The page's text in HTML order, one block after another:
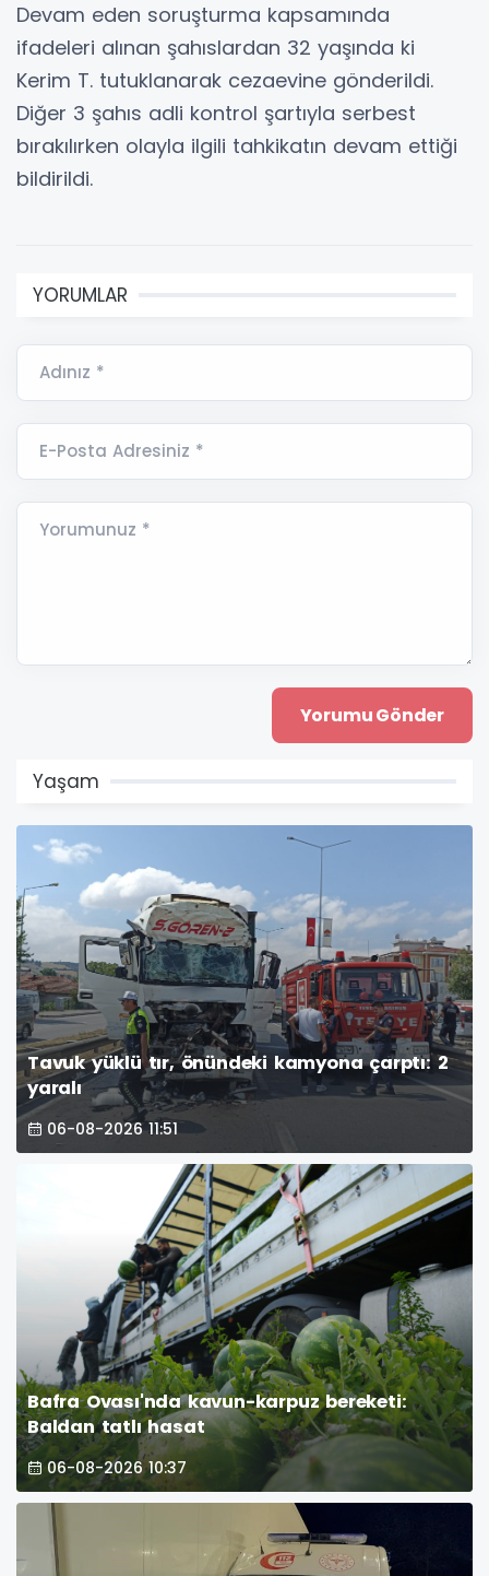
Devam eden soruşturma kapsamında
ifadeleri alınan şahıslardan 32 yaşında ki
Kerim T. tutuklanarak cezaevine gönderildi.
Diğer 3 şahıs adli kontrol şartıyla serbest
bırakılırken olayla ilgili tahkikatın devam ettiği
bildirildi.
YORUMLAR
Adınız *
E-Posta Adresiniz *
Yorumunuz *
Yaşam
Tavuk yüklü tır, önündeki kamyona çarptı: 2
yaralı
06-08-2026 11:51
Bafra Ovası'nda kavun-karpuz bereketi:
Baldan tatlı hasat
06-08-2026 10:37